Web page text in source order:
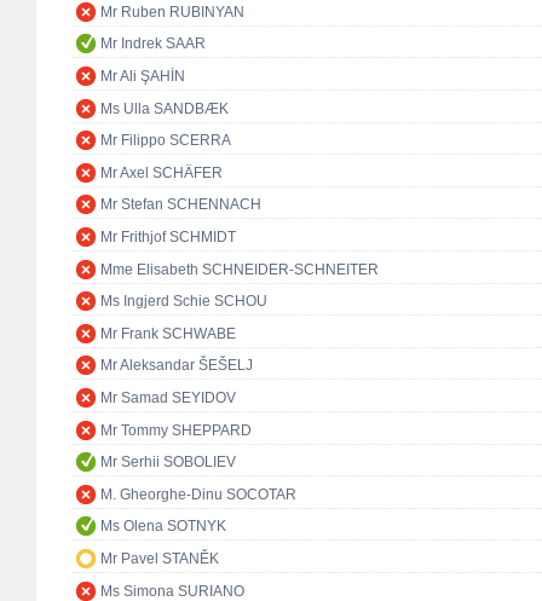
Mr Ruben RUBINYAN
Mr Indrek SAAR
Mr Ali ŞAHİN
Ms Ulla SANDBÆK
Mr Filippo SCERRA
Mr Axel SCHÄFER
Mr Stefan SCHENNACH
Mr Frithjof SCHMIDT
Mme Elisabeth SCHNEIDER-SCHNEITER
Ms Ingjerd Schie SCHOU
Mr Frank SCHWABE
Mr Aleksandar ŠEŠELJ
Mr Samad SEYIDOV
Mr Tommy SHEPPARD
Mr Serhii SOBOLIEV
M. Gheorghe-Dinu SOCOTAR
Ms Olena SOTNYK
Mr Pavel STANĚK
Ms Simona SURIANO